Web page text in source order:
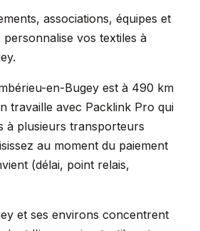
associations, équipes et
vos textiles à
en-Bugey est à 490 km
travaille avec Packlink Pro qui
à plusieurs transporteurs
au moment du paiement
(délai, point relais,
et ses environs concentrent